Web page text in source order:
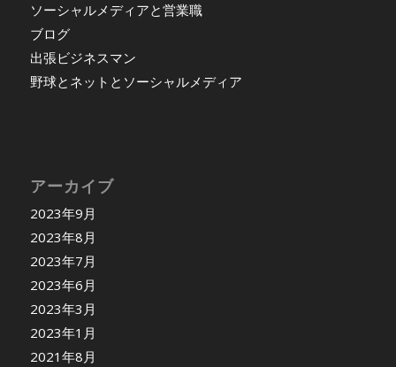
ソーシャルメディアと営業職
ブログ
出張ビジネスマン
野球とネットとソーシャルメディア
アーカイブ
2023年9月
2023年8月
2023年7月
2023年6月
2023年3月
2023年1月
2021年8月